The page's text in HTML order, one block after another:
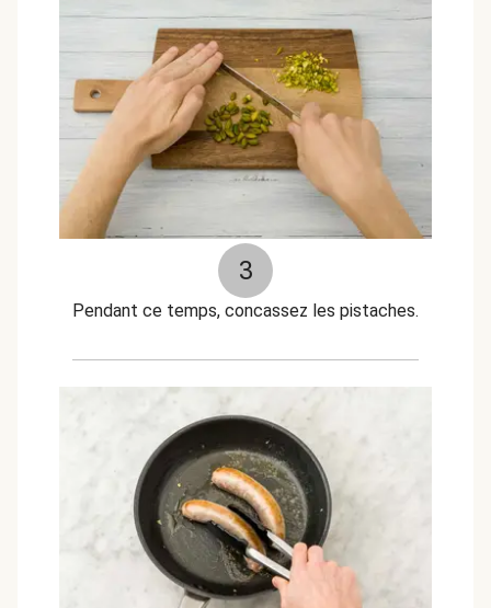
3
Pendant ce temps, concassez les pistaches.